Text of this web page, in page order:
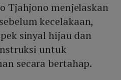
Tjahjono menjelaskan
kecelakaan,
sinyal hijau dan
untuk
secara bertahap.